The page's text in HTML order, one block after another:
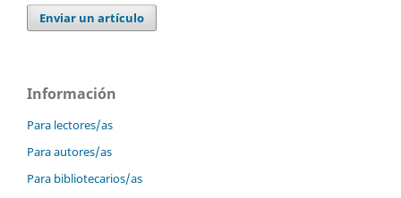
Enviar un artículo
Información
Para lectores/as
Para autores/as
Para bibliotecarios/as